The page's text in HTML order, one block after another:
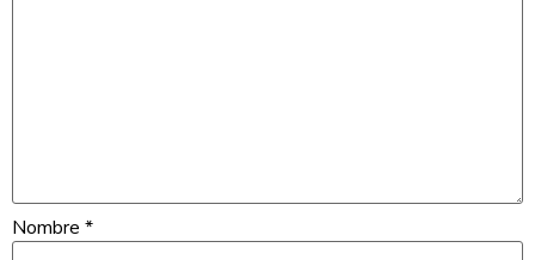
Nombre *